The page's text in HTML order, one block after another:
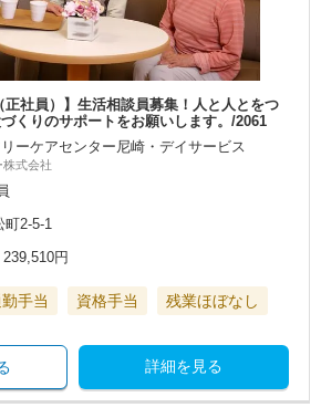
正社員）】生活相談員募集！人と人とをつ
くりのサポートをお願いします。/2061
ーケアセンター尼崎・デイサービス
株式会社
2-5-1
239,510円
手当 資格手当 残業ほぼなし
詳細を見る